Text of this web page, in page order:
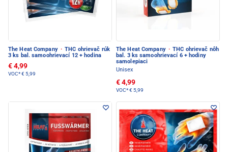
The Heat Company · THC ohrievač rúk
3 ks bal. samoohrievací 12 + hodina
€ 4,99
VOC*€ 5,99
The Heat Company · THC ohrievač nôh
bal. 3 ks samoohrievací 6 + hodiny
samolepiaci
Unisex
€ 4,99
VOC*€ 5,99